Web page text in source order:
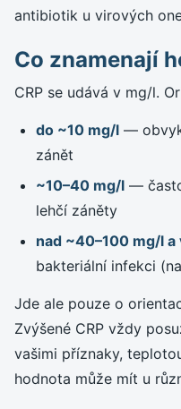
antibiotik u virových
Co znamenají
CRP se udává v mg/l.
do ~10 mg/l —
zánět
~10–40 mg/l —
lehčí záněty
nad ~40–100 mg/l a
bakteriální infekci
Jde ale pouze o
Zvýšené CRP vždy
vašimi příznaky,
hodnota může mít u